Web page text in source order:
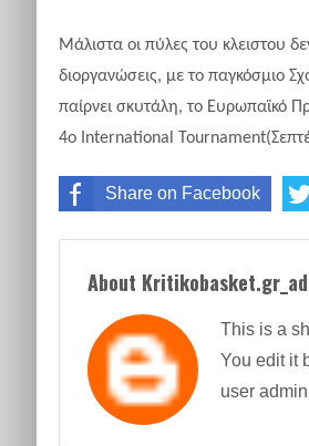
Μάλιστα οι πύλες του κλειστου
διοργανώσεις, με το παγκόσμιο
παίρνει σκυτάλη, το Ευρωπαϊκό
4ο International Tournament
Share on Facebook
About
This is a
You edit it
user